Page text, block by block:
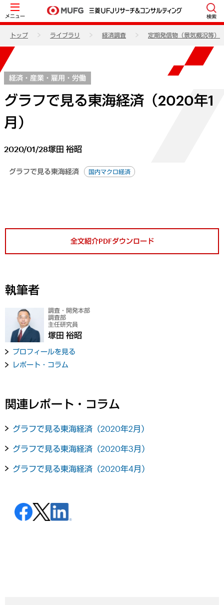
メニュー 検索
トップ ライブラリ 経済調査 定期発信物（景気概況等）
経済・産業・雇用・労働
グラフで見る東海経済（2020年1
月）
2020/01/28塚田 裕昭
グラフで見る東海経済 国内マクロ経済
全文紹介PDFダウンロード
執筆者
調査・開発本部
調査部
主任研究員
塚田 裕昭
プロフィールを見る
レポート・コラム
関連レポート・コラム
グラフで見る東海経済（2020年2月）
グラフで見る東海経済（2020年3月）
グラフで見る東海経済（2020年4月）